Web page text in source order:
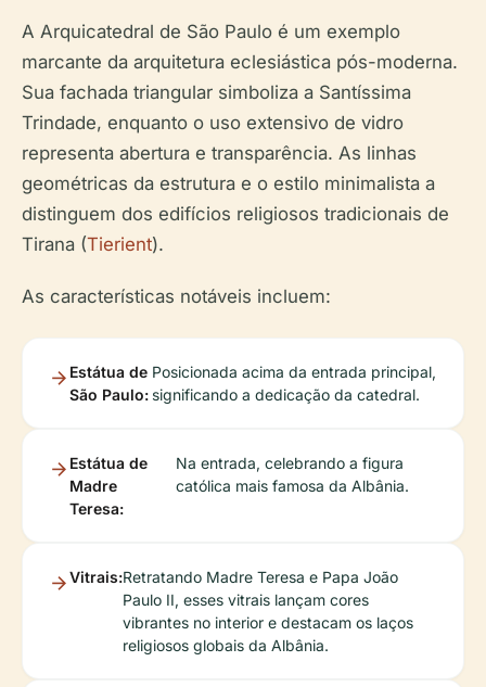
A Arquicatedral de São Paulo é um exemplo
marcante da arquitetura eclesiástica pós-moderna.
Sua fachada triangular simboliza a Santíssima
Trindade, enquanto o uso extensivo de vidro
representa abertura e transparência. As linhas
geométricas da estrutura e o estilo minimalista a
distinguem dos edifícios religiosos tradicionais de
Tirana (Tierient).
As características notáveis incluem:
Estátua de
São Paulo:
Posicionada acima da entrada principal,
significando a dedicação da catedral.
Estátua de
Madre
Teresa:
Na entrada, celebrando a figura
católica mais famosa da Albânia.
Vitrais:Retratando Madre Teresa e Papa João
Paulo II, esses vitrais lançam cores
vibrantes no interior e destacam os laços
religiosos globais da Albânia.